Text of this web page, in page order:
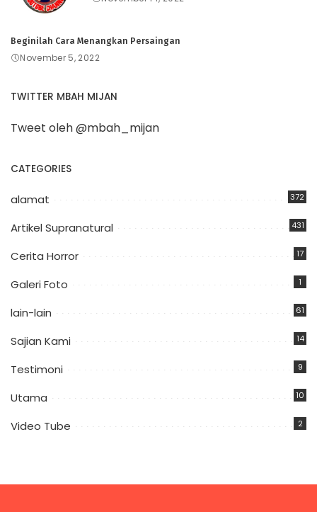
Beginilah Cara Menangkan Persaingan
November 5, 2022
TWITTER MBAH MIJAN
Tweet oleh @mbah_mijan
CATEGORIES
alamat 372
Artikel Supranatural 431
Cerita Horror 17
Galeri Foto 1
lain-lain 61
Sajian Kami 14
Testimoni 9
Utama 10
Video Tube 2